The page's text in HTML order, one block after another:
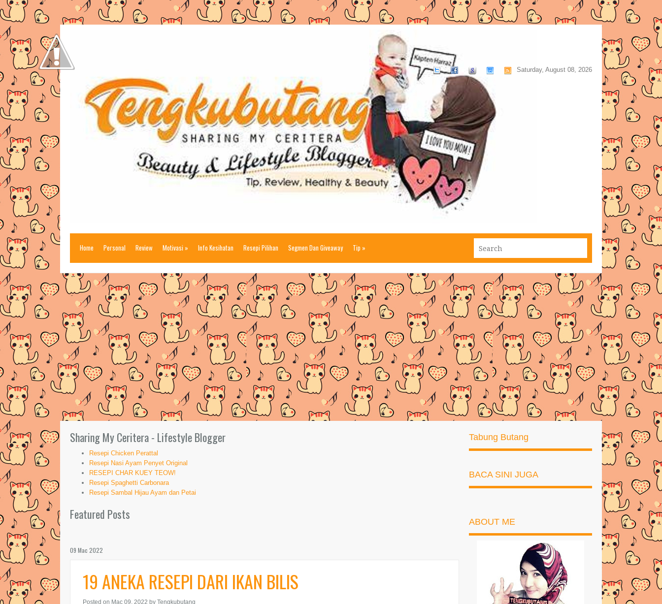
Saturday, August 08, 2026
Home Personal Review Motivasi » Info Kesihatan Resepi Pilihan Segmen Dan Giveaway Tip »
Sharing My Ceritera - Lifestyle Blogger
Resepi Chicken Perattal
Resepi Nasi Ayam Penyet Original
RESEPI CHAR KUEY TEOW!
Resepi Spaghetti Carbonara
Resepi Sambal Hijau Ayam dan Petai
Featured Posts
09 Mac 2022
19 ANEKA RESEPI DARI IKAN BILIS
Posted on Mac 09, 2022 by Tengkubutang
Tabung Butang
BACA SINI JUGA
ABOUT ME